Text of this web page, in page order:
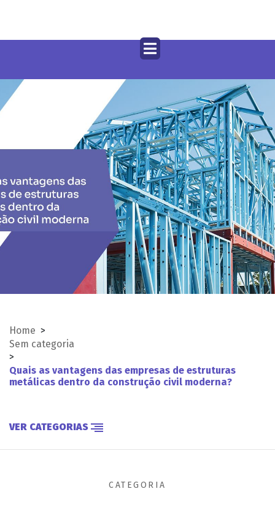
Home >
Sem categoria
>
Quais as vantagens das empresas de estruturas
metálicas dentro da construção civil moderna?
VER CATEGORIAS
CATEGORIA